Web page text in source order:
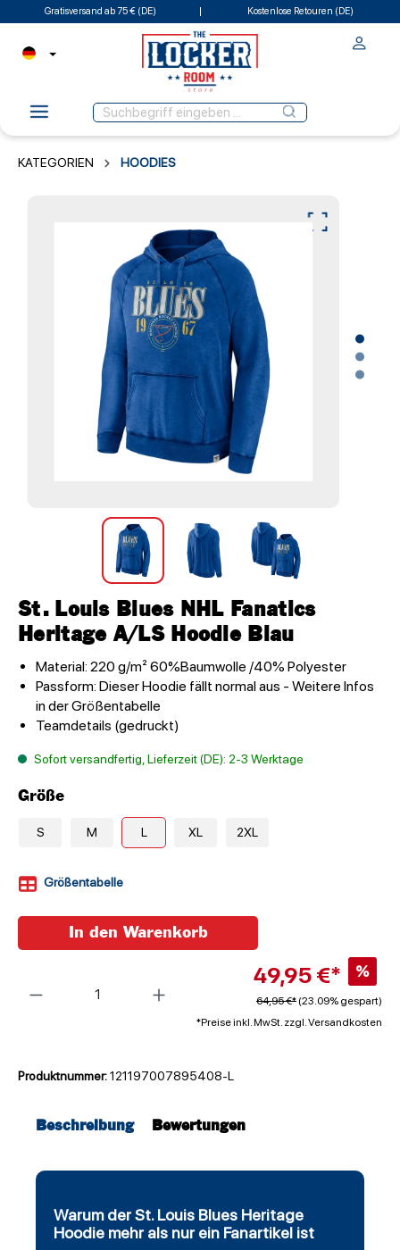
Gratisversand ab 75 € (DE) Kostenlose Retouren (DE)
KATEGORIEN HOODIES
St. Louis Blues NHL Fanatics
Heritage A/LS Hoodie Blau
Material: 220 g/m² 60%Baumwolle /40% Polyester
Passform: Dieser Hoodie fällt normal aus - Weitere Infos
in der Größentabelle
Teamdetails (gedruckt)
Sofort versandfertig, Lieferzeit (DE): 2-3 Werktage
Größe
S M L XL 2XL
Größentabelle
49,95 €* %
64,95 €* (23.09% gespart)
*Preise inkl. MwSt. zzgl. Versandkosten
In den Warenkorb
Produktnummer:121197007895408-L
Beschreibung Bewertungen
Warum der St. Louis Blues Heritage
Hoodie mehr als nur ein Fanartikel ist